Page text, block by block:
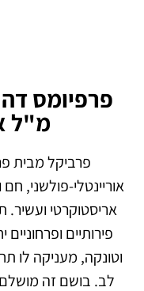
מ"ל
פרביקל מבית
אוריינטלי-פולשני,
אריסטוקרטי ועשיר.
פירותיים
וטונקה, מעניקה לו
לב. בושם זה מושלם